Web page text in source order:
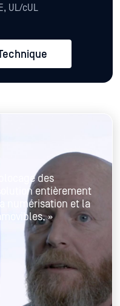
UL/cUL
des
entièrement
numérisation et la
»